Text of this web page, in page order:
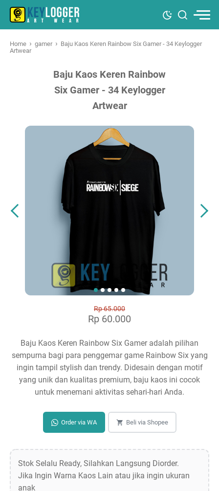
Home › gamer › Baju Kaos Keren Rainbow Six Gamer - 34 Keylogger
Artwear
Baju Kaos Keren Rainbow
Six Gamer - 34 Keylogger
Artwear
Rp 65.000
Rp 60.000
Baju Kaos Keren Rainbow Six Gamer adalah pilihan
sempurna bagi para penggemar game Rainbow Six yang
ingin tampil stylish dan trendy. Didesain dengan motif
yang unik dan kualitas premium, baju kaos ini cocok
untuk menemani aktivitas sehari-hari Anda.
Order via WA Beli via Shopee
Stok Selalu Ready, Silahkan Langsung Diorder.
Jika Ingin Warna Kaos Lain atau jika ingin ukuran
anak